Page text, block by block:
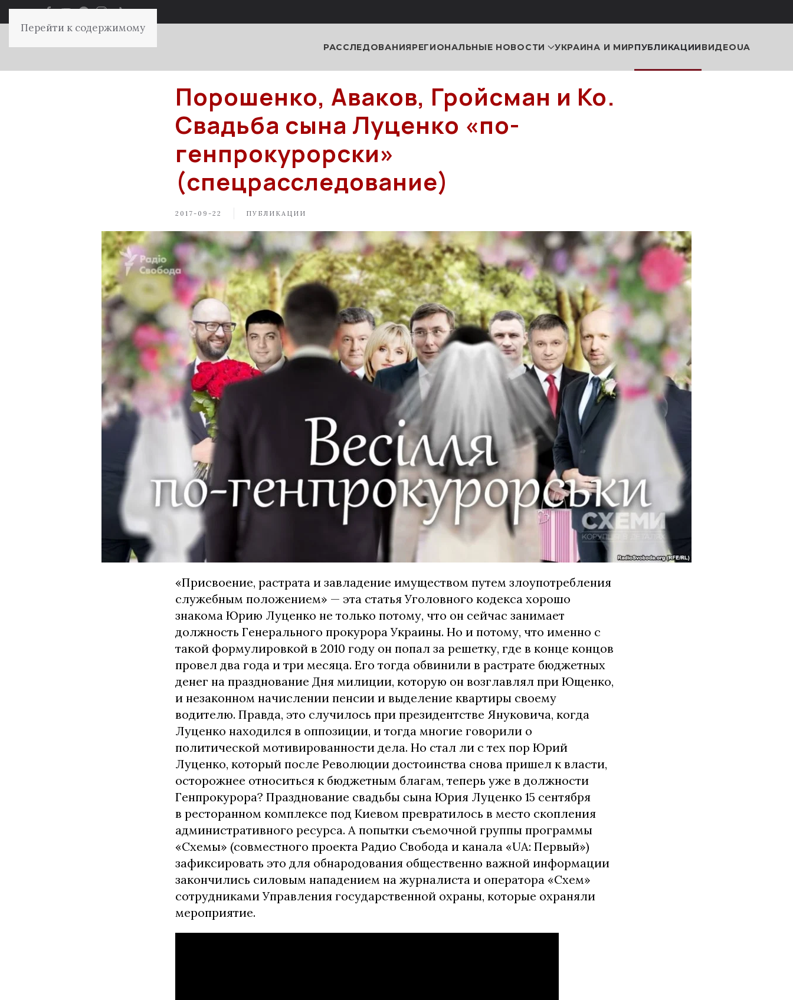
Перейти к содержимому
РАССЛЕДОВАНИЯРЕГИОНАЛЬНЫЕ НОВОСТИ УКРАИНА И МИРПУБЛИКАЦИИВИДЕОUA
Порошенко, Аваков, Гройсман и Ко.
Свадьба сына Луценко «по-
генпрокурорски»
(спецрасследование)
2017-09-22 ПУБЛИКАЦИИ
«Присвоение, растрата и завладение имуществом путем злоупотребления
служебным положением» — эта статья Уголовного кодекса хорошо
знакома Юрию Луценко не только потому, что он сейчас занимает
должность Генерального прокурора Украины. Но и потому, что именно с
такой формулировкой в 2010 году он попал за решетку, где в конце концов
провел два года и три месяца. Его тогда обвинили в растрате бюджетных
денег на празднование Дня милиции, которую он возглавлял при Ющенко,
и незаконном начислении пенсии и выделение квартиры своему
водителю. Правда, это случилось при президентстве Януковича, когда
Луценко находился в оппозиции, и тогда многие говорили о
политической мотивированности дела. Но стал ли с тех пор Юрий
Луценко, который после Революции достоинства снова пришел к власти,
осторожнее относиться к бюджетным благам, теперь уже в должности
Генпрокурора? Празднование свадьбы сына Юрия Луценко 15 сентября
в ресторанном комплексе под Киевом превратилось в место скопления
административного ресурса. А попытки съемочной группы программы
«Схемы» (совместного проекта Радио Свобода и канала «UA: Первый»)
зафиксировать это для обнародования общественно важной информации
закончились силовым нападением на журналиста и оператора «Схем»
сотрудниками Управления государственной охраны, которые охраняли
мероприятие.